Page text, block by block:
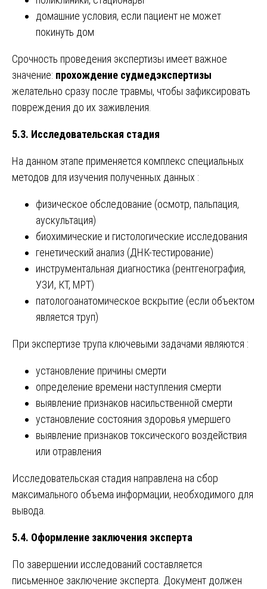
домашние условия, если пациент не может
покинуть дом
Срочность проведения экспертизы имеет важное
значение: прохождение судмедэкспертизы
желательно сразу после травмы, чтобы зафиксировать
повреждения до их заживления.
5.3. Исследовательская стадия
На данном этапе применяется комплекс специальных
методов для изучения полученных данных :
физическое обследование (осмотр, пальпация,
аускультация)
биохимические и гистологические исследования
генетический анализ (ДНК-тестирование)
инструментальная диагностика (рентгенография,
УЗИ, КТ, МРТ)
патологоанатомическое вскрытие (если объектом
является труп)
При экспертизе трупа ключевыми задачами являются :
установление причины смерти
определение времени наступления смерти
выявление признаков насильственной смерти
установление состояния здоровья умершего
выявление признаков токсического воздействия
или отравления
Исследовательская стадия направлена на сбор
максимального объема информации, необходимого для
вывода.
5.4. Оформление заключения эксперта
По завершении исследований составляется
письменное заключение эксперта. Документ должен